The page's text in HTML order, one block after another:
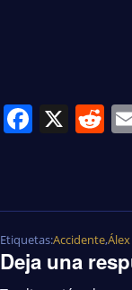
X
Etiquetas:Accidente,
Deja una